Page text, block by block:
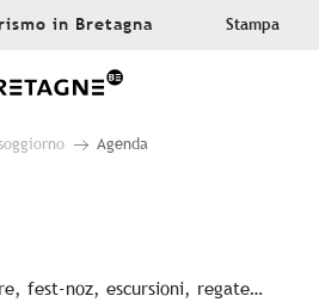
in Bretagna Stampa
Agenda
aux favoris
fest-noz, escursioni, regate…